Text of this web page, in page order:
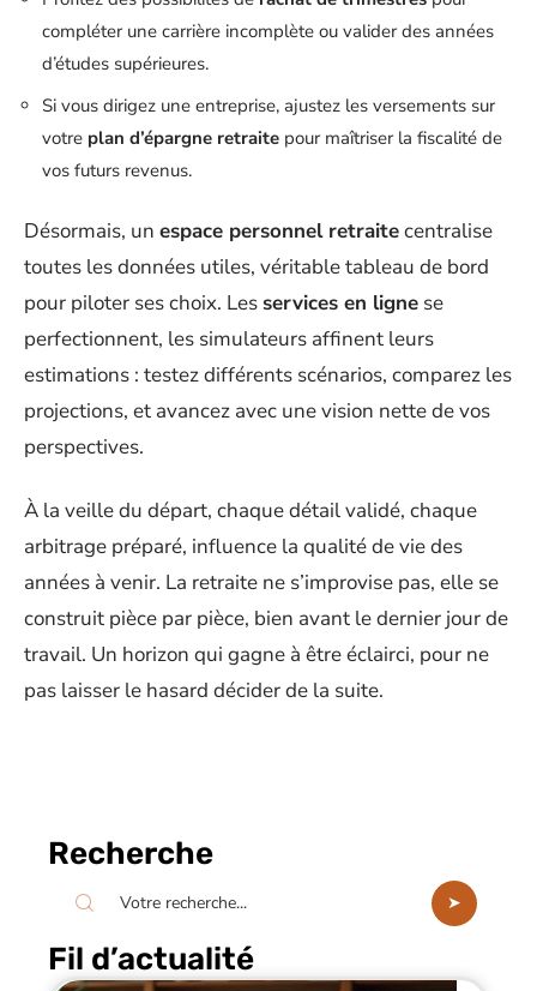
compléter une carrière incomplète ou valider des années
d’études supérieures.
Si vous dirigez une entreprise, ajustez les versements sur
votre plan d’épargne retraite pour maîtriser la fiscalité de
vos futurs revenus.
Désormais, un espace personnel retraitecentralise
toutes les données utiles, véritable tableau de bord
pour piloter ses choix. Les services en ligne se
perfectionnent, les simulateurs affinent leurs
estimations : testez différents scénarios, comparez les
projections, et avancez avec une vision nette de vos
perspectives.
À la veille du départ, chaque détail validé, chaque
arbitrage préparé, influence la qualité de vie des
années à venir. La retraite ne s’improvise pas, elle se
construit pièce par pièce, bien avant le dernier jour de
travail. Un horizon qui gagne à être éclairci, pour ne
pas laisser le hasard décider de la suite.
Recherche
Fil d’actualité